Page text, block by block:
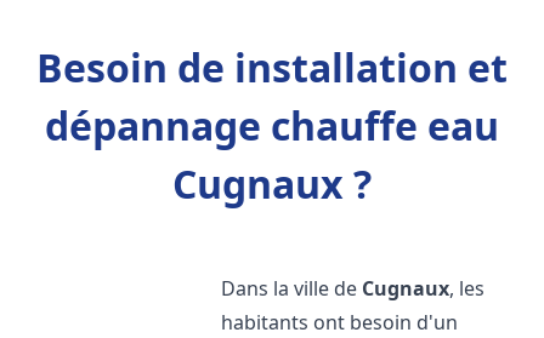
Besoin de installation et
dépannage chauffe eau
Cugnaux ?
Dans la ville de Cugnaux, les
habitants ont besoin d'un